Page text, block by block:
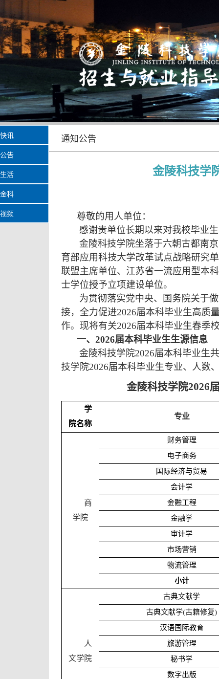
通知公告
金陵科技学
尊敬的用人单位：
感谢贵单位长期以来对我校毕业
金陵科技学院坐落于六朝古都南
育部应用科技大学改革试点战略研究
联盟主席单位、江苏省一流应用型本
士学位授予立项建设单位。
为贯彻落实党中央、国务院关于
接，全力促进2026届本科毕业生高质
作。现将有关2026届本科毕业生春季
一、 2026届本科毕业生生源信息
金陵科技学院2026届本科毕业生共
技学院2026届本科毕业生专业、人数
金陵科技学院2026
学
院名称
专业
商
学院
财务管理
电子商务
国际经济与贸易
会计学
金融工程
金融学
审计学
市场营销
物流管理
小计
人
文学院
古典文献学
古典文献学(古籍修复)
汉语国际教育
旅游管理
秘书学
数字出版
讯
告
活
科
频